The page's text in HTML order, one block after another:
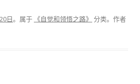
日。属于 《自觉和领悟之路》 分类。 作者